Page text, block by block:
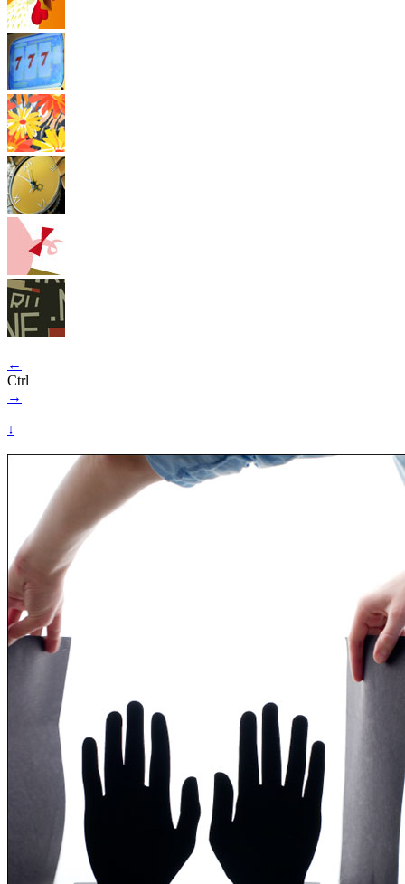
←
Ctrl
→
↓